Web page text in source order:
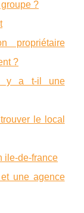
?
propriétaire
?
y a t-il une
le local
ile-de-france
une agence